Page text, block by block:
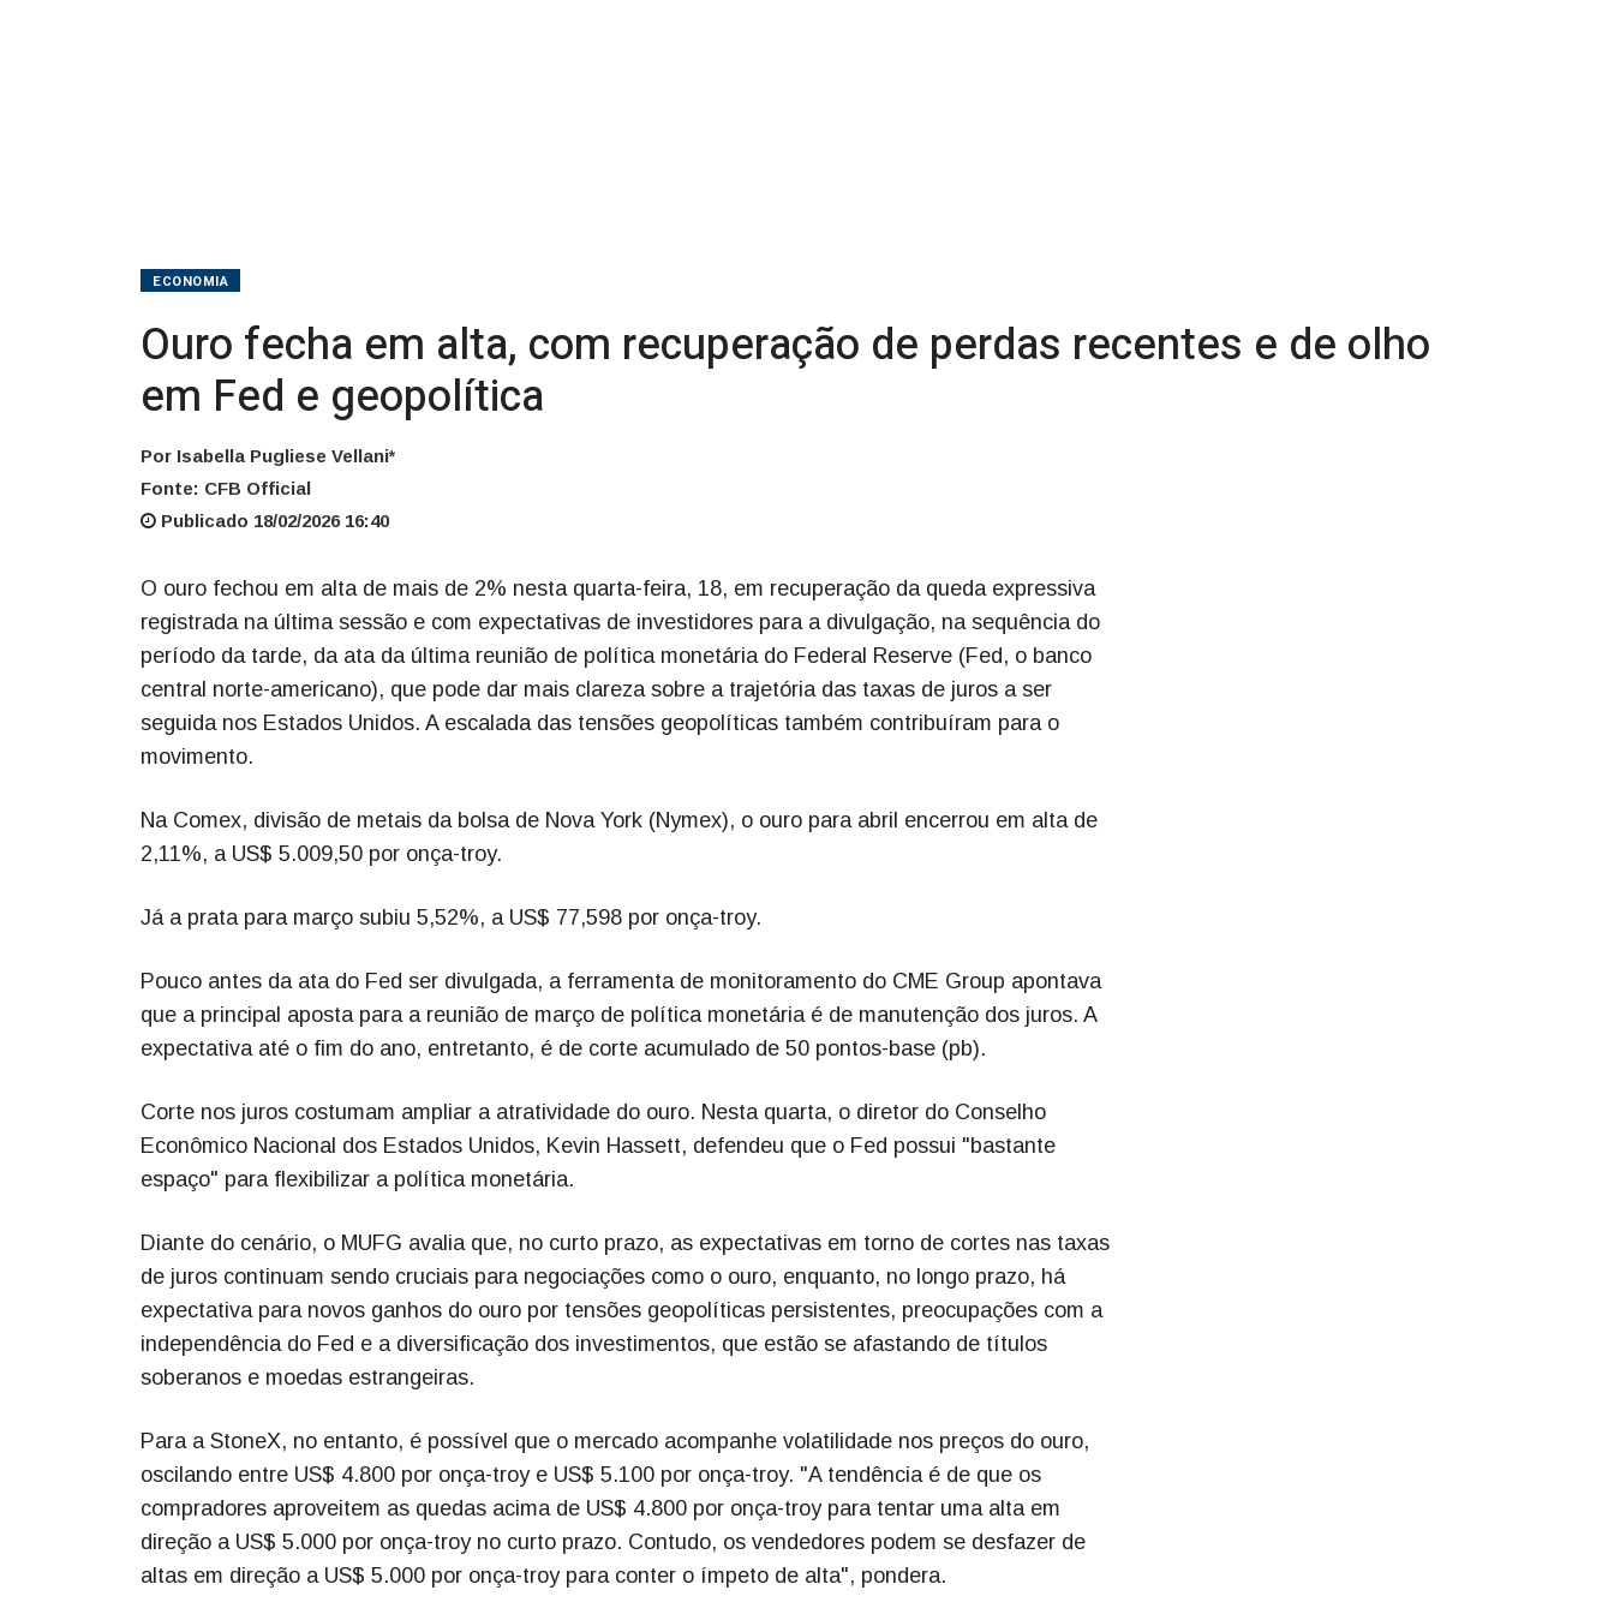
geopolítica
ECONOMIA
Ouro fecha em alta, com recuperação de perdas recentes e de olho
em Fed e geopolítica
Por Isabella Pugliese Vellani*
Fonte: CFB Official
Publicado 18/02/2026 16:40
O ouro fechou em alta de mais de 2% nesta quarta-feira, 18, em recuperação da queda expressiva
registrada na última sessão e com expectativas de investidores para a divulgação, na sequência do
período da tarde, da ata da última reunião de política monetária do Federal Reserve (Fed, o banco
central norte-americano), que pode dar mais clareza sobre a trajetória das taxas de juros a ser
seguida nos Estados Unidos. A escalada das tensões geopolíticas também contribuíram para o
movimento.
Na Comex, divisão de metais da bolsa de Nova York (Nymex), o ouro para abril encerrou em alta de
2,11%, a US$ 5.009,50 por onça-troy.
Já a prata para março subiu 5,52%, a US$ 77,598 por onça-troy.
Pouco antes da ata do Fed ser divulgada, a ferramenta de monitoramento do CME Group apontava
que a principal aposta para a reunião de março de política monetária é de manutenção dos juros. A
expectativa até o fim do ano, entretanto, é de corte acumulado de 50 pontos-base (pb).
Corte nos juros costumam ampliar a atratividade do ouro. Nesta quarta, o diretor do Conselho
Econômico Nacional dos Estados Unidos, Kevin Hassett, defendeu que o Fed possui "bastante
espaço" para flexibilizar a política monetária.
Diante do cenário, o MUFG avalia que, no curto prazo, as expectativas em torno de cortes nas taxas
de juros continuam sendo cruciais para negociações como o ouro, enquanto, no longo prazo, há
expectativa para novos ganhos do ouro por tensões geopolíticas persistentes, preocupações com a
independência do Fed e a diversificação dos investimentos, que estão se afastando de títulos
soberanos e moedas estrangeiras.
Para a StoneX, no entanto, é possível que o mercado acompanhe volatilidade nos preços do ouro,
oscilando entre US$ 4.800 por onça-troy e US$ 5.100 por onça-troy. "A tendência é de que os
compradores aproveitem as quedas acima de US$ 4.800 por onça-troy para tentar uma alta em
direção a US$ 5.000 por onça-troy no curto prazo. Contudo, os vendedores podem se desfazer de
altas em direção a US$ 5.000 por onça-troy para conter o ímpeto de alta", pondera.